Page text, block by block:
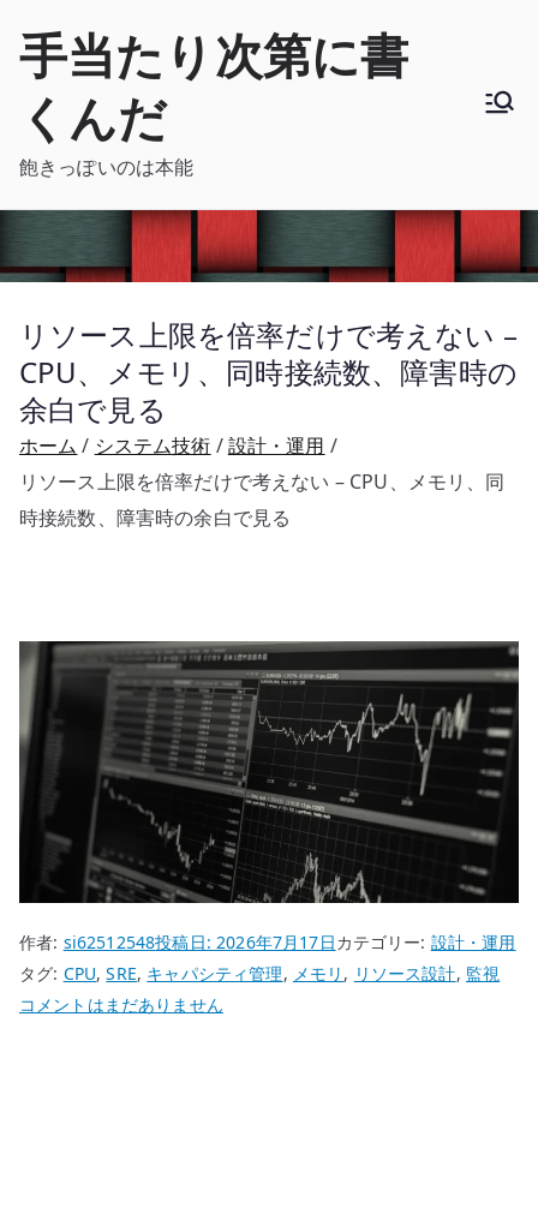
手当たり次第に書
くんだ
飽きっぽいのは本能
リソース上限を倍率だけで考えない –
CPU、メモリ、同時接続数、障害時の
余白で見る
ホーム システム技術
設計・運用
リソース上限を倍率だけで考えない – CPU、メモリ、同
時接続数、障害時の余白で見る
作者: si62512548投稿日:2026年7月17日カテゴリー: 設計・運用
タグ: CPU,SRE, キャパシティ管理, メモリ , リソース設計, 監視
リ
コメントはまだありません